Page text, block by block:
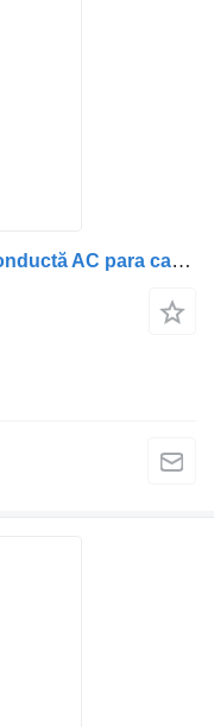
Mangueira de ar condicionado Conductă AC para camião Renault 7484591073 – Țeavă Sistem Aer Condiționat